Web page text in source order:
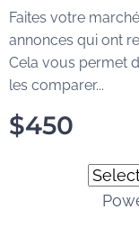
Faites votre
annonces qui ont
Cela vous permet
les comparer...
$450